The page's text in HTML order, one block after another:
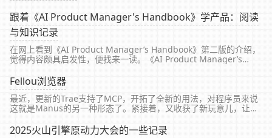
跟着《AI Product Manager's Handbook》学产品：阅读
与知识记录
在网上看到《AI Product Manager’s Handbook》第二版的介绍，
觉得内容颇具启发性，便找来一读。《AI Product Manager’s
帮助读者...
Fellou浏览器
最近，更新的Trae支持了MCP，开拓了全新的用法，对程序员来说
这就是Manus的另一种形态了。紧接着，又收获了新玩意儿，让数
度检索、提高效率。都是国产之光。
2025火山引擎原动力大会的一些记录